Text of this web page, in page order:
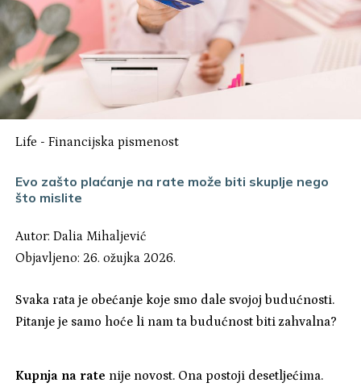
Life -Financijska pismenost
Evo zašto plaćanje na rate može biti skuplje nego
što mislite
Autor:Dalia Mihaljević
Objavljeno: 26. ožujka 2026.
Svaka rata je obećanje koje smo dale svojoj budućnosti.
Pitanje je samo hoće li nam ta budućnost biti zahvalna?
Kupnja na rate nije novost. Ona postoji desetljećima.